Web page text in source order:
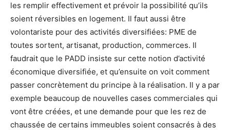
les remplir effectivement et prévoir la possibilité qu’ils
soient réversibles en logement. Il faut aussi être
volontariste pour des activités diversifiées: PME de
toutes sortent, artisanat, production, commerces. Il
faudrait que le PADD insiste sur cette notion d’activité
économique diversifiée, et qu’ensuite on voit comment
passer concrètement du principe à la réalisation. Il y a par
exemple beaucoup de nouvelles cases commerciales qui
vont être créées, et une demande pour que les rez de
chaussée de certains immeubles soient consacrés à des